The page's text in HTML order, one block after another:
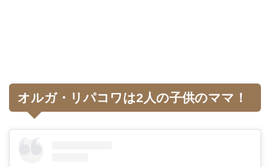
オルガ・リパコワは2人の子供のママ！